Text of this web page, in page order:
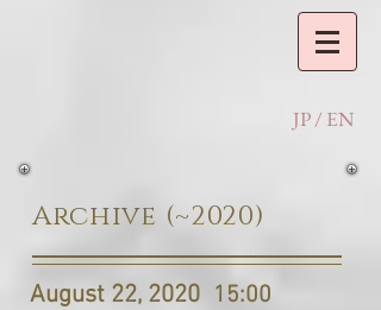
JP/ EN
​Archive (~2020)
August 22, 2020 15:00